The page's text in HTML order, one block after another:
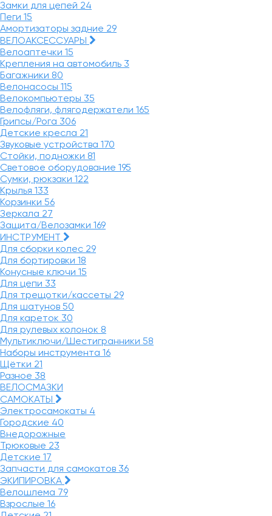
Замки для цепей 24
Пеги 15
Амортизаторы задние 29
ВЕЛОАКСЕССУАРЫ
Велоаптечки 15
Крепления на автомобиль 3
Багажники 80
Велонасосы 115
Велокомпьютеры 35
Велофляги, флягодержатели 165
Грипсы/Рога 306
Детские кресла 21
Звуковые устройства 170
Стойки, подножки 81
Световое оборудование 195
Сумки, рюкзаки 122
Крылья 133
Корзинки 56
Зеркала 27
Защита/Велозамки 169
ИНСТРУМЕНТ
Для сборки колес 29
Для бортировки 18
Конусные ключи 15
Для цепи 33
Для трещотки/кассеты 29
Для шатунов 50
Для кареток 30
Для рулевых колонок 8
Мультиключи/Шестигранники 58
Наборы инструмента 16
Щётки 21
Разное 38
ВЕЛОСМАЗКИ
САМОКАТЫ
Электросамокаты 4
Городские 40
Внедорожные
Трюковые 23
Детские 17
Запчасти для самокатов 36
ЭКИПИРОВКА
Велошлема 79
Взрослые 16